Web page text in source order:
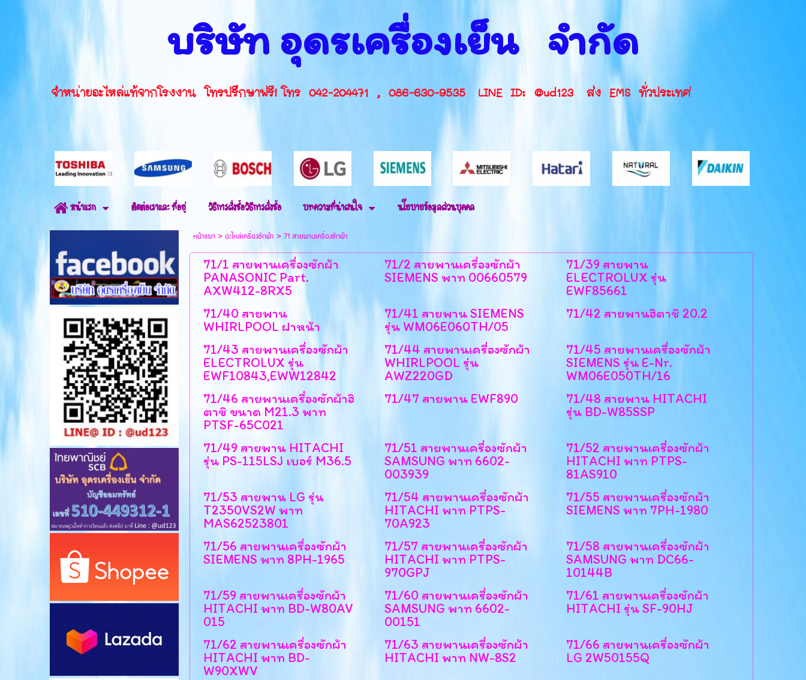
บริษัท อุดรเครื่องเย็น จำกัด
จำหน่ายอะไหล่แท้จากโรงงาน โทรปรึกษาฟรี! โทร 042-204471 , 086-630-9535 LINE ID: @ud123 ส่ง EMS ทั่วประเทศ
หน้าแรก ติดต่อเราและ ที่อยู่ วิธีการสั่งซื้อวิธีการสั่งซื้อ บทความที่น่าสนใจ นโยบายข้อมูลส่วนบุคคล
หน้าแรก>อะไหล่เครื่องซักผ้า >71 สายพานเครื่องซักผ้า
71/1 สายพานเครื่องซักผ้า
PANASONIC Part.
AXW412-8RX5
71/2 สายพานเครื่องซักผ้า
SIEMENS พาท 00660579
71/39 สายพาน
ELECTROLUX รุ่น
EWF85661
71/40 สายพาน
WHIRLPOOL ฝาหน้า
71/41 สายพาน SIEMENS
รุ่น WM06E060TH/05
71/42 สายพานฮิตาชิ 20.2
71/43 สายพานเครื่องซักผ้า
ELECTROLUX รุ่น
EWF10843,EWW12842
71/44 สายพานเครื่องซักผ้า
WHIRLPOOL รุ่น
AWZ220GD
71/45 สายพานเครื่องซักผ้า
SIEMENS รุ่น E-Nr.
WM06E050TH/16
71/46 สายพานเครื่องซักผ้าฮิ
ตาชิ ขนาด M21.3 พาท
PTSF-65C021
71/47 สายพาน EWF890
71/48 สายพาน HITACHI
รุ่น BD-W85SSP
71/49 สายพาน HITACHI
รุ่น PS-115LSJ เบอร์ M36.5
71/51 สายพานเครื่องซักผ้า
SAMSUNG พาท 6602-
003939
71/52 สายพานเครื่องซักผ้า
HITACHI พาท PTPS-
81AS910
71/53 สายพาน LG รุ่น
T2350VS2W พาท
MAS62523801
71/54 สายพานเครื่องซักผ้า
HITACHI พาท PTPS-
70A923
71/55 สายพานเครื่องซักผ้า
SIEMENS พาท 7PH-1980
71/56 สายพานเครื่องซักผ้า
SIEMENS พาท 8PH-1965
71/57 สายพานเครื่องซักผ้า
HITACHI พาท PTPS-
970GPJ
71/58 สายพานเครื่องซักผ้า
SAMSUNG พาท DC66-
10144B
71/59 สายพานเครื่องซักผ้า
HITACHI พาท BD-W80AV
015
71/60 สายพานเครื่องซักผ้า
SAMSUNG พาท 6602-
00151
71/61 สายพานเครื่องซักผ้า
HITACHI รุ่น SF-90HJ
71/62 สายพานเครื่องซักผ้า
HITACHI พาท BD-
W90XWV
71/63 สายพานเครื่องซักผ้า
HITACHI พาท NW-8S2
71/66 สายพานเครื่องซักผ้า
LG 2W50155Q